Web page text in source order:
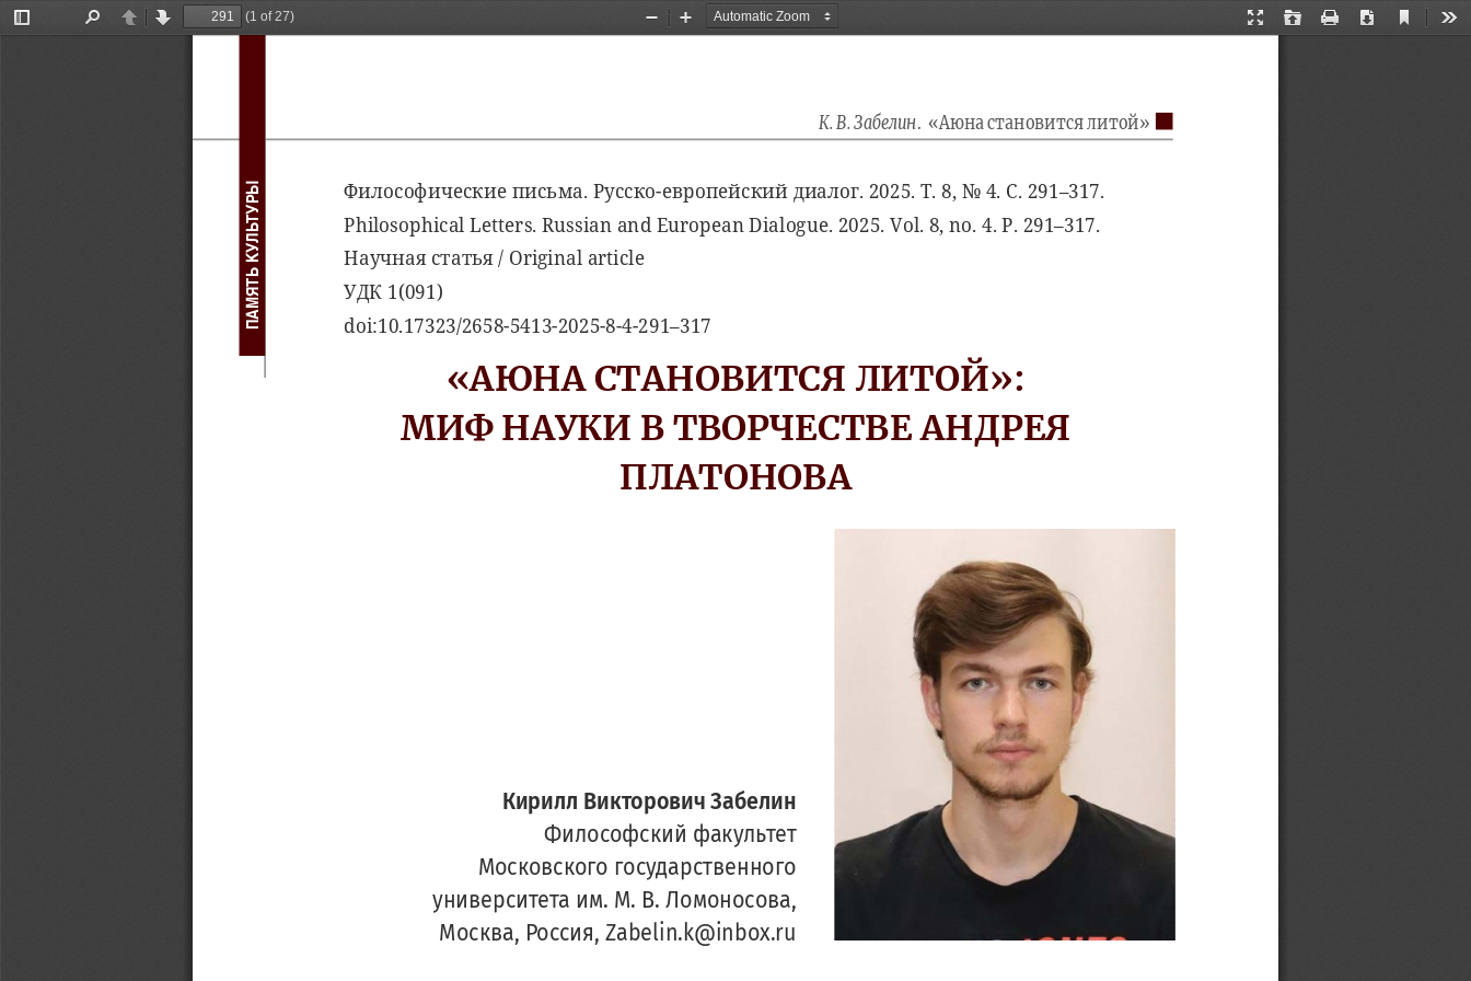
Toggle
PreviousNext
(1 of 27)
Presentation
Open Print Download
Current
Zoom
Zoom
К. В Забелин «Аюна становится литой »
ПАМЯТЬ КУЛЬТУРЫ
«АЮНА СТАНОВИТСЯ ЛИТОЙ »:
МИФ НАУКИ В ТВОРЧЕСТВЕ АНДРЕЯ
ПЛАТОНОВА
Философические письма Русско-европейский диалог. 2025. Т . 8, No 4. С . 291–317.
Philosophical Letters. Russian and European Dialogue. 2025. Vol. 8, no. 4. P. 291–317.
Научная статья / Original article
УДК 1(091)
do i:10.17323/2658-5413-2025-8-4-291–317
Кирилл Викторович Забелин
Философский факультет
Московского государственного
университета им М В Ломоносова
Москва Россия ,
Zabelin.k@inbox.ru